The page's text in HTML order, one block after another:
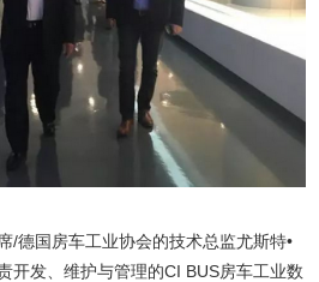
/德国房车工业协会的技术总监尤斯特•
开发、维护与管理的CI BUS房车工业数